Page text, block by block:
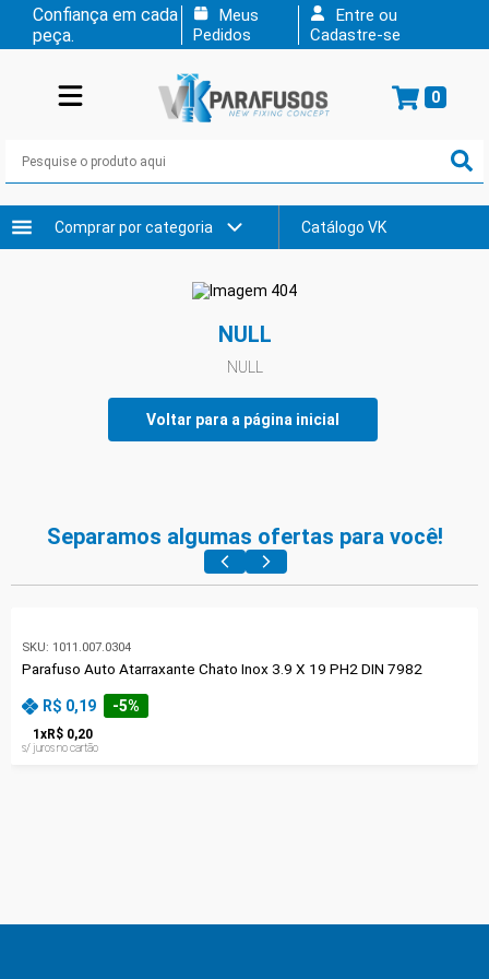
Confiança em cada
peça.
Meus
Pedidos
Entre ou
Cadastre-se
0
Comprar por categoria Catálogo VK
NULL
NULL
Voltar para a página inicial
Separamos algumas ofertas para você!
SKU: 1011.007.0304
Parafuso Auto Atarraxante Chato Inox 3.9 X 19 PH2 DIN 7982
R$ 0,19 -5%
1 xR$ 0,20
s/ juros no cartão